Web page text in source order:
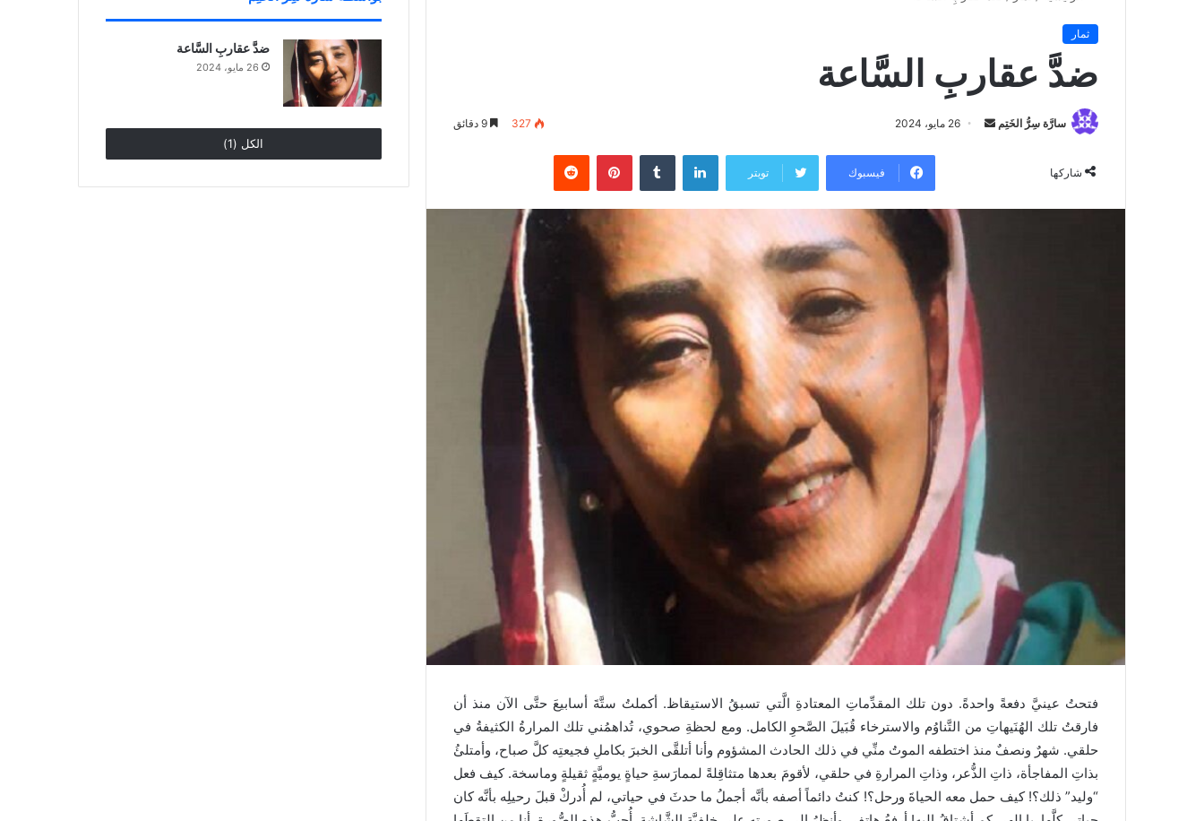
ثمار
ضدَّ عقاربِ السَّاعة
سارَّة سِرُّ الخَتِم
ب
ر
و
ا
26 مايو، 2024 327
شاركها فيسبوك تويتر
لينكدإن بينتيريست
فتحتُ عينيَّ دفعةً واحدةً. دون تلك المقدِّماتِ المعتادةِ الَّتي تسبقُ الاستيقاظ. أكملتُ ستَّةَ أسابيعَ حتَّى الآن منذ أن
فارقتُ تلك الهُنَيهاتِ من التَّناوُم والاسترخاء قُبَيلَ الصَّحوِ الكامل. ومع لحظةِ صحوي، تُداهمُني تلك المرارةُ الكثيفةُ في
حلقي. شهرٌ ونصفٌ منذ اختطفه الموتُ منِّي في ذلك الحادث المشؤوم وأنا أتلقَّى الخبرَ بكاملِ فجيعتِه كلَّ صباح، وأمتلئُ
بذاتِ المفاجأة، ذاتِ الذُّعر، وذاتِ المرارةِ في حلقي، لأقومَ بعدها متثاقِلةً لممارَسةِ حياةٍ يوميَّةٍ ثقيلةٍ وماسخة. كيف فعل
“وليد” ذلك؟! كيف حمل معه الحياةَ ورحل؟! كنتُ دائماً أصفه بأنَّه أجملُ ما حدثَ في حياتي، لم أُدركْ قبلَ رحيلِه بأنَّه كان
ضدَّ عقاربِ السَّاعة
26 مايو، 2024
الكل (1)